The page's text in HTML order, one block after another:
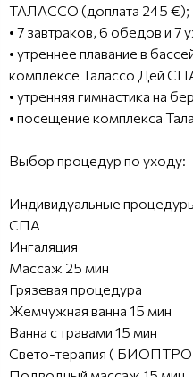
ТАЛАССО (доплата 245 €);
• 7 завтраков, 6 обедов и
• утреннее плавание в
комплексе Талассо Дей
• утренняя гимнастика на
• посещение комплекса
Выбор процедур по уходу:
Индивидуальные
СПА
Ингаляция
Массаж 25 мин
Грязевая процедура
Жемчужная ванна 15 мин
Ванна с травами 15 мин
Свето-терапия (